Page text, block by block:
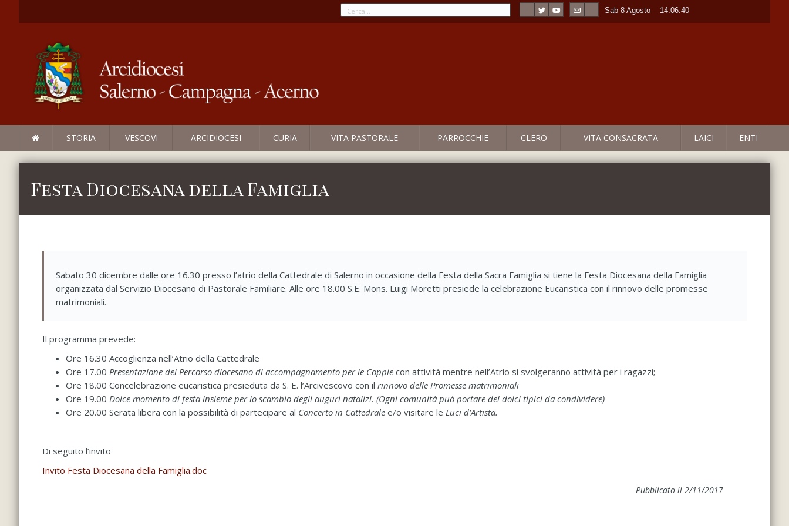
Sab 8 Agosto 14:06:40
STORIA VESCOVI ARCIDIOCESI CURIA VITA PASTORALE PARROCCHIE CLERO VITA CONSACRATA LAICI ENTI
Festa Diocesana della Famiglia
Sabato 30 dicembre dalle ore 16.30 presso l’atrio della Cattedrale di Salerno in occasione della Festa della Sacra Famiglia si tiene la Festa Diocesana della Famiglia
organizzata dal Servizio Diocesano di Pastorale Familiare. Alle ore 18.00 S.E. Mons. Luigi Moretti presiede la celebrazione Eucaristica con il rinnovo delle promesse
matrimoniali.
Il programma prevede:
Ore 16.30 Accoglienza nell’Atrio della Cattedrale
Ore 17.00 Presentazione del Percorso diocesano di accompagnamento per le Coppie con attività mentre nell’Atrio si svolgeranno attività per i ragazzi;
Ore 18.00 Concelebrazione eucaristica presieduta da S. E. l’Arcivescovo con il rinnovo delle Promesse matrimoniali
Ore 19.00 Dolce momento di festa insieme per lo scambio degli auguri natalizi. (Ogni comunità può portare dei dolci tipici da condividere)
Ore 20.00 Serata libera con la possibilità di partecipare al Concerto in Cattedrale e/o visitare le Luci d’Artista.
Di seguito l’invito
Invito Festa Diocesana della Famiglia.doc
Pubblicato il 2/11/2017